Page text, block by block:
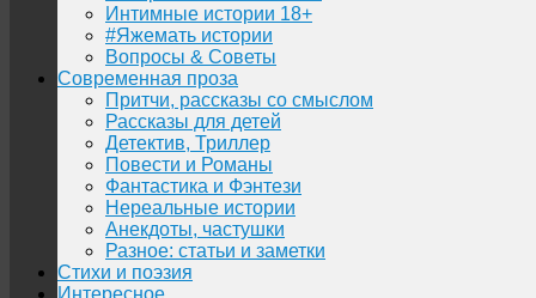
Интимные истории 18+
#Яжемать истории
Вопросы & Советы
Современная проза
Притчи, рассказы со смыслом
Рассказы для детей
Детектив, Триллер
Повести и Романы
Фантастика и Фэнтези
Нереальные истории
Анекдоты, частушки
Разное: статьи и заметки
Стихи и поэзия
Интересное